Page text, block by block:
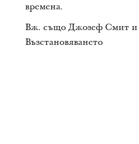
времена.
Вж. също Джозеф Смит и
Възстановяването